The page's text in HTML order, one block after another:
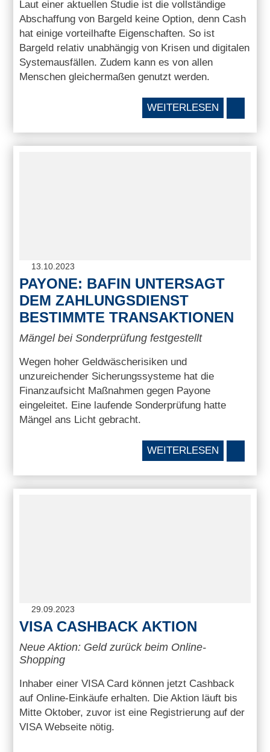
Laut einer aktuellen Studie ist die vollständige
Abschaffung von Bargeld keine Option, denn Cash
hat einige vorteilhafte Eigenschaften. So ist
Bargeld relativ unabhängig von Krisen und digitalen
Systemausfällen. Zudem kann es von allen
Menschen gleichermaßen genutzt werden.
WEITERLESEN
13.10.2023
PAYONE: BAFIN UNTERSAGT
DEM ZAHLUNGSDIENST
BESTIMMTE TRANSAKTIONEN
Mängel bei Sonderprüfung festgestellt
Wegen hoher Geldwäscherisiken und
unzureichender Sicherungssysteme hat die
Finanzaufsicht Maßnahmen gegen Payone
eingeleitet. Eine laufende Sonderprüfung hatte
Mängel ans Licht gebracht.
WEITERLESEN
29.09.2023
VISA CASHBACK AKTION
Neue Aktion: Geld zurück beim Online-
Shopping
Inhaber einer VISA Card können jetzt Cashback
auf Online-Einkäufe erhalten. Die Aktion läuft bis
Mitte Oktober, zuvor ist eine Registrierung auf der
VISA Webseite nötig.